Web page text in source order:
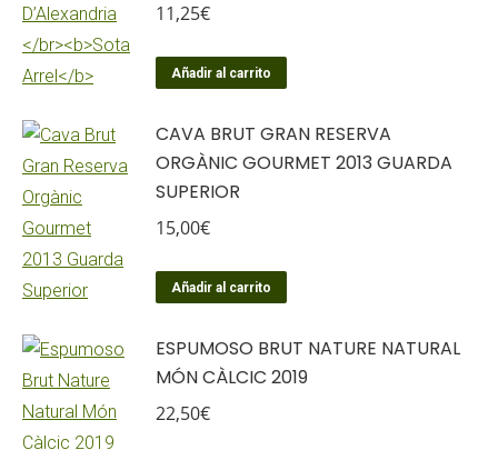
11,25€
Añadir al carrito
CAVA BRUT GRAN RESERVA
ORGÀNIC GOURMET 2013 GUARDA
SUPERIOR
15,00€
Añadir al carrito
ESPUMOSO BRUT NATURE NATURAL
MÓN CÀLCIC 2019
22,50€